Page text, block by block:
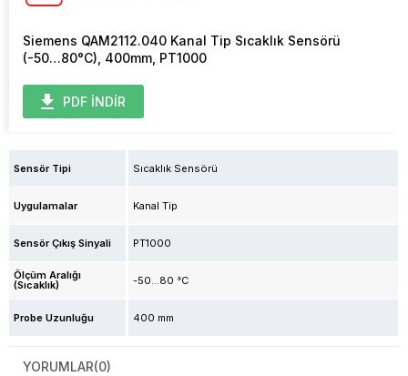
Siemens QAM2112.040 Kanal Tip Sıcaklık Sensörü
(-50…80°C), 400mm, PT1000
PDF İNDİR
Sensör Tipi Sıcaklık Sensörü
Uygulamalar Kanal Tip
Sensör Çıkış Sinyali PT1000
Ölçüm Aralığı
(Sıcaklık) -50...80 °C
Probe Uzunluğu 400 mm
YORUMLAR(0)